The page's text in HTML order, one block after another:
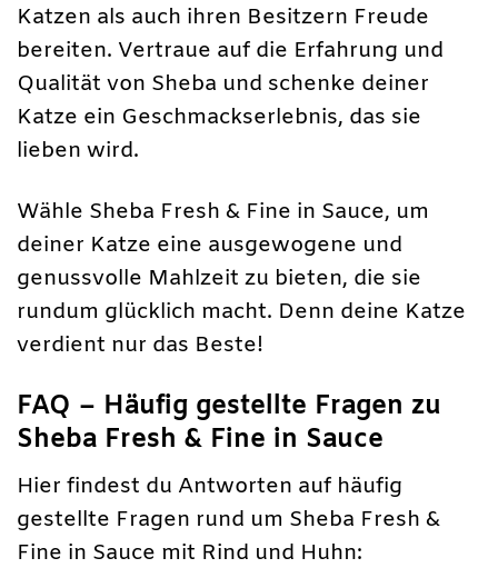
Katzen als auch ihren Besitzern Freude
bereiten. Vertraue auf die Erfahrung und
Qualität von Sheba und schenke deiner
Katze ein Geschmackserlebnis, das sie
lieben wird.
Wähle Sheba Fresh & Fine in Sauce, um
deiner Katze eine ausgewogene und
genussvolle Mahlzeit zu bieten, die sie
rundum glücklich macht. Denn deine Katze
verdient nur das Beste!
FAQ – Häufig gestellte Fragen zu
Sheba Fresh & Fine in Sauce
Hier findest du Antworten auf häufig
gestellte Fragen rund um Sheba Fresh &
Fine in Sauce mit Rind und Huhn: